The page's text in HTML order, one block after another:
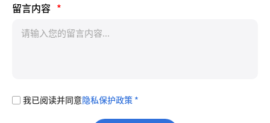
留言内容 *
我已阅读并同意 隐私保护政策 *